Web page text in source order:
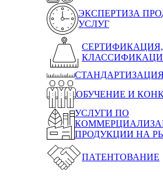
ЭКСПЕРТИЗА
УСЛУГ
СЕРТИФИКАЦИЯ,
ОБУЧЕНИЕ И
УСЛУГИ ПО
ПРОДУКЦИИ НА
ПАТЕНТОВАНИЕ